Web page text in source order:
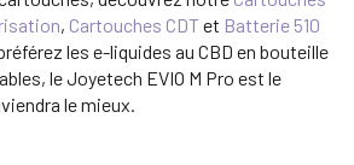
, Cartouches CDTet Batterie 510
les e-liquides au CBD en bouteille
le Joyetech EVIO M Pro est le
le mieux.